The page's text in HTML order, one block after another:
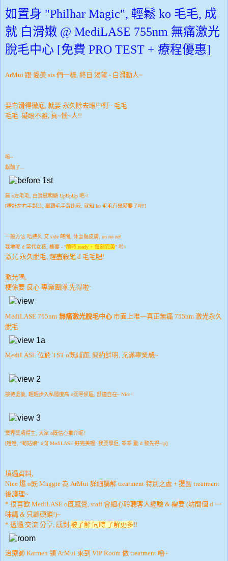
如置身 "Philhar Magic", 輕鬆 ko 毛毛, 成
就 白滑嫩 @ MediLASE 755nm 無痛激光
脫毛中心 [免費 PRO TEST + 療程優惠]
ArMui 跟 愛美 sis 們一樣, 終日 渴望 - 白滑動人~
要白滑得徹底, 就要 永久除去眼中釘 - 毛毛
毛毛 礙眼不雅, 真~惱~人!!
嗚~
獻醜了...
無 o左毛毛, 白滑感明顯 UpUpUp 吧~!
[唔計左右手對比, 單跟毛手背比較, 就知 ko 毛毛有幾緊要了吧!]
一般方法 唔持久 又 side 時間, 仲要傷皮膚, no no no!
我地呢 d 當代女孩, 梗要 - "隨時 ready + 每刻完美" 啦~
激光 永久脫毛, 趕盡殺絶 d 毛毛吧!
激光喎,
梗係要 良心 專業團隊 先得啦:
MediLASE 755nm 無痛激光脫毛中心 市面上唯一真正無痛 755nm 激光永久
脫毛
MediLASE 位於 TST o既鋪面, 簡約鮮明, 充滿專業感~
接待處後, 輕輕步入私隱度高 o既等候區, 舒適自在~ Nice!
業界奬項得主, 大家 o既信心推介呢!
[哈哈, "苟姑娘" o向 MediLASE 好完美喔! 我要學佢, 乖乖 勤 d 黎先得~:p]
填過資料,
Nice 爆 o既 Maggie 為 ArMui 詳細講解 treatment 特別之處 + 提醒 treatment
後護理~
* 很喜歡 MediLASE o既感覺, staff 會細心聆聽客人經驗 & 需要 (坊間個 d 一
味講 & 只顧硬鎖!)~
* 透過 交流 分享, 感到 被了解 同時 了解更多!!
治療師 Karmen 領 ArMui 來到 VIP Room 做 treatment 嚕~